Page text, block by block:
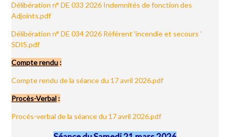
Délibération n° DE 033 2026 Indemnités de fonction des
Adjoints.pdf
Délibération n° DE 034 2026 Référent 'incendie et secours '
SDIS.pdf
Compte rendu :
Compte rendu de la séance du 17 avril 2026.pdf
Procès-Verbal :
Procés-verbal de la séance du 17 avril 2026.pdf